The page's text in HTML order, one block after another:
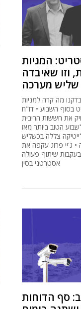
המניות
וזו שאיבדה
שליש מערכה
מה קרה למניות
בסוף השבוע • דו"ח
את חששות הריבית
הטוב ביותר מאז
צללה בכשליש
ג'יי פרוג עקפה את
בעקבות שיתוף פעולה
אסטרטגי בסין
סף הדוחות